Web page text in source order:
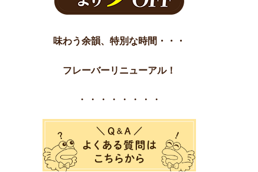
味わう余韻、特別な時間・・・
フレーバーリニューアル！
・・・・・・・・